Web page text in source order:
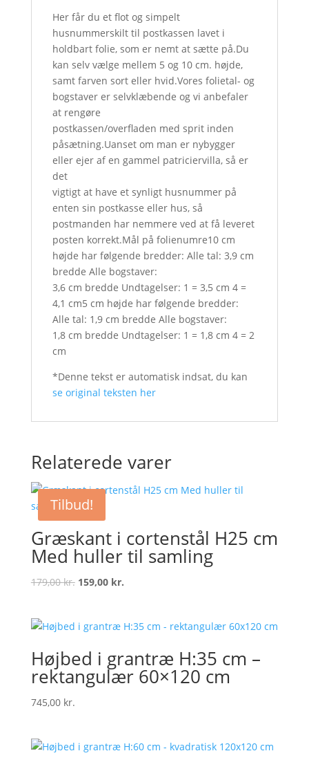
Her får du et flot og simpelt
husnummerskilt til postkassen lavet i
holdbart folie, som er nemt at sætte på.Du
kan selv vælge mellem 5 og 10 cm. højde,
samt farven sort eller hvid.Vores folietal- og
bogstaver er selvklæbende og vi anbefaler
at rengøre
postkassen/overfladen med sprit inden
påsætning.Uanset om man er nybygger
eller ejer af en gammel patriciervilla, så er
det
vigtigt at have et synligt husnummer på
enten sin postkasse eller hus, så
postmanden har nemmere ved at få leveret
posten korrekt.Mål på folienumre10 cm
højde har følgende bredder: Alle tal: 3,9 cm
bredde Alle bogstaver:
3,6 cm bredde Undtagelser: 1 = 3,5 cm 4 =
4,1 cm5 cm højde har følgende bredder:
Alle tal: 1,9 cm bredde Alle bogstaver:
1,8 cm bredde Undtagelser: 1 = 1,8 cm 4 = 2
cm
*Denne tekst er automatisk indsat, du kan
se original teksten her
Relaterede varer
Tilbud!
Græskant i cortenstål H25 cm
Med huller til samling
179,00kr. Original
179,00 kr..
159,00 kr.Current
159,00 kr..
Højbed i grantræ H:35 cm –
rektangulær 60×120 cm
745,00 kr.